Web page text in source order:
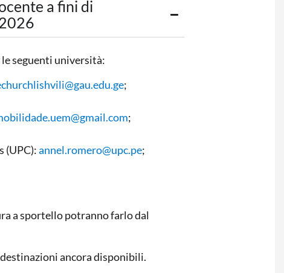
a fini di
seguenti università:
;
;
(UPC):annel.romero@upc.pe;
a sportello potranno farlo dal
destinazioni ancora disponibili.